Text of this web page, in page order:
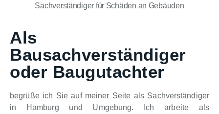
Sachverständiger für Schäden an Gebäuden
Als
Bausachverständiger
oder Baugutachter
begrüße ich Sie auf meiner Seite als Sachverständiger
in Hamburg und Umgebung. Ich arbeite als